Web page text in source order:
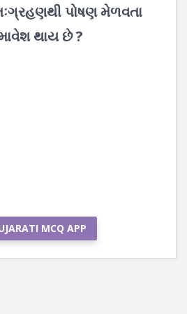
પોષણ મેળવતા
થાય છે ?
MCQ APP